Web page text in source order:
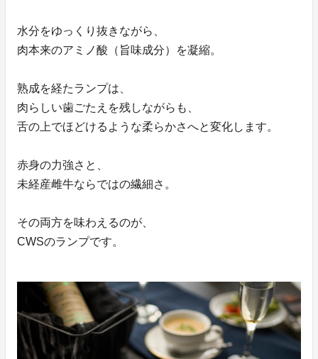
水分をゆっくり抜きながら、
肉本来のアミノ酸（旨味成分）を凝縮。
熟成を経たランプは、
肉らしい歯ごたえを残しながらも、
舌の上でほどけるような柔らかさへと変化します。
赤身の力強さと、
未経産雌牛ならではの繊細さ。
その両方を味わえるのが、
CWSのランプです。